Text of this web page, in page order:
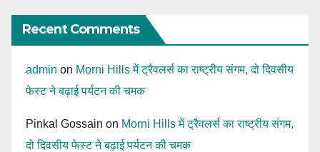
Recent Comments
admin on Morni Hills में ट्रैवलर्स का राष्ट्रीय संगम, दो दिवसीय
फेस्ट ने बढ़ाई पर्यटन की चमक
Pinkal Gossain on Morni Hills में ट्रैवलर्स का राष्ट्रीय संगम,
दो दिवसीय फेस्ट ने बढ़ाई पर्यटन की चमक